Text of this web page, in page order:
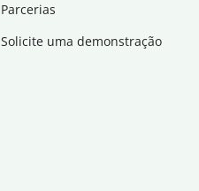
Parcerias
Solicite uma demonstração